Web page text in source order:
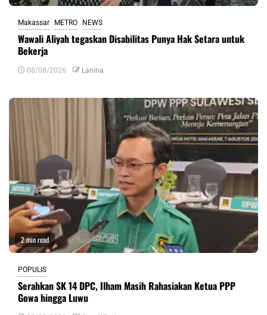
Makassar METRO NEWS
Wawali Aliyah tegaskan Disabilitas Punya Hak Setara untuk
Bekerja
08/08/2026 Lanina
2 min read
POPULIS
Serahkan SK 14 DPC, Ilham Masih Rahasiakan Ketua PPP
Gowa hingga Luwu